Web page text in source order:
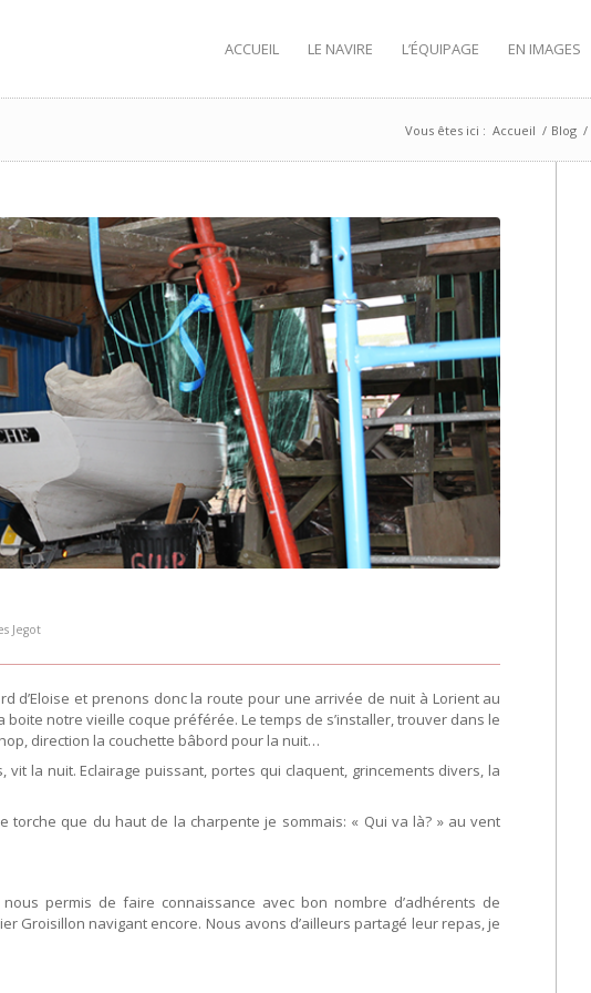
ACCUEIL LE NAVIRE L’ÉQUIPAGE EN IMAGES
Vous êtes ici : Accueil / Blog /
Jegot
d’Eloise et prenons donc la route pour une arrivée de nuit à Lorient au
notre vieille coque préférée. Le temps de s’installer, trouver dans le
direction la couchette bâbord pour la nuit…
la nuit. Eclairage puissant, portes qui claquent, grincements divers, la
torche que du haut de la charpente je sommais: « Qui va là? » au vent
permis de faire connaissance avec bon nombre d’adhérents de
Groisillon navigant encore. Nous avons d’ailleurs partagé leur repas, je